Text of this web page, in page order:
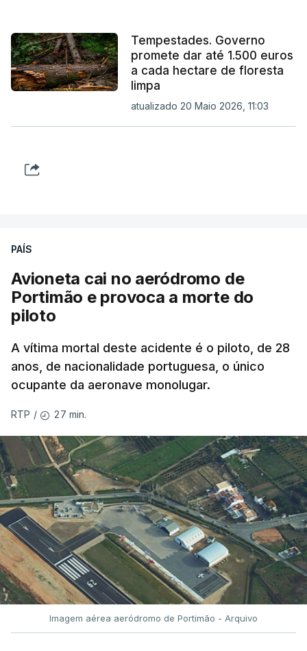
Tempestades. Governo
promete dar até 1.500 euros
a cada hectare de floresta
limpa
atualizado 20 Maio 2026, 11:03
PAÍS
Avioneta cai no aeródromo de
Portimão e provoca a morte do
piloto
A vítima mortal deste acidente é o piloto, de 28
anos, de nacionalidade portuguesa, o único
ocupante da aeronave monolugar.
RTP / 27 min.
Imagem aérea aeródromo de Portimão - Arquivo